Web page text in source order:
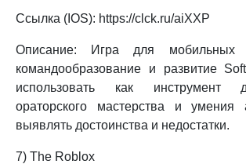
Ссылка (IOS): https://clck.ru/aiXXP
Описание: Игра для мобильных
командообразование и развитие
использовать как инструмент
ораторского мастерства и умения
выявлять достоинства и недостатки.
7) The Roblox